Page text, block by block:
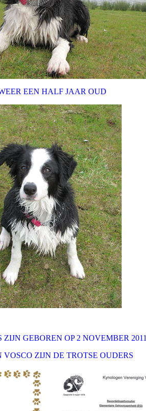
EEN HALF JAAR OUD
ZIJN GEBOREN OP 2 NOVEMBER 2011
VOSCO ZIJN DE TROTSE OUDERS